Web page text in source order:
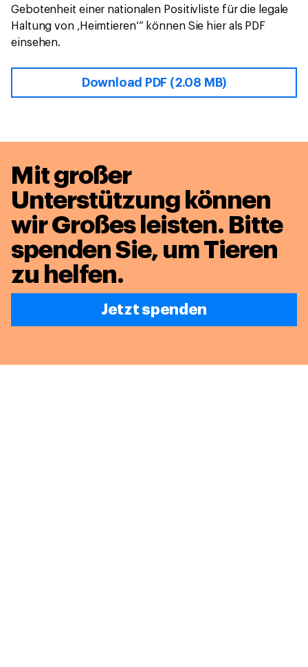
Gebotenheit einer nationalen Positivliste für die legale
Haltung von ‚Heimtieren‘“ können Sie hier als PDF
einsehen.
Download PDF (2.08 MB)
Mit großer
Unterstützung können
wir Großes leisten. Bitte
spenden Sie, um Tieren
zu helfen.
Jetzt spenden